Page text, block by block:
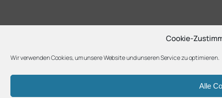
Cookie-
Wir verwenden Cookies, um unsere Website und unseren Service zu optimieren.
Alle